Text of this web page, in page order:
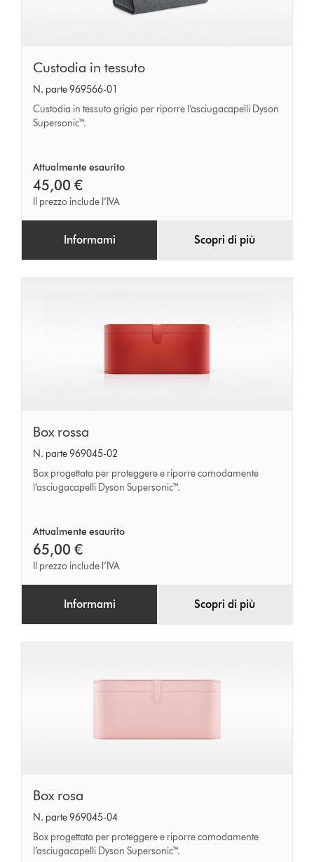
Custodia
in
tessuto
Custodia in tessuto
N. parte 969566-01
Custodia in tessuto grigio per riporre l’asciugacapelli Dyson
Supersonic™.
Attualmente esaurito
45,00 €
Il prezzo include l’IVA
Informami Scopri di più
Box
rossa
Box rossa
N. parte 969045-02
Box progettata per proteggere e riporre comodamente
l’asciugacapelli Dyson Supersonic™.
Attualmente esaurito
65,00 €
Il prezzo include l’IVA
Informami Scopri di più
Box
rosa
Box rosa
N. parte 969045-04
Box progettata per proteggere e riporre comodamente
l’asciugacapelli Dyson Supersonic™.